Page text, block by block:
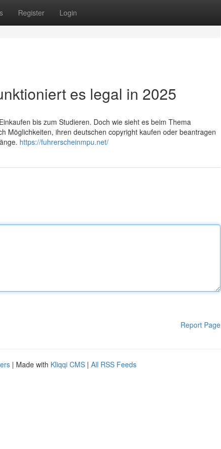
Register Login
es legal in 2025
bis zum Studieren. Doch wie sieht es beim Thema
Möglichkeiten, ihren deutschen copyright kaufen oder beantragen
https://fuhrerscheinmpu.net/
Report Page
| Made with Kliqqi CMS | All RSS Feeds